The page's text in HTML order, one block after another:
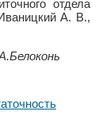
отдела
А. В.,